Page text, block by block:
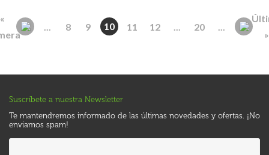
«
8 9 10 11 12 20
»
Suscríbete a nuestra Newsletter
Te mantendremos informado de las últimas novedades y ofertas. ¡No
enviamos spam!